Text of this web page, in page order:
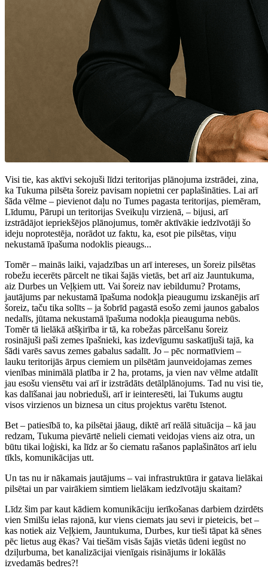
Visi tie, kas aktīvi sekojuši līdzi teritorijas plānojuma izstrādei, zina,
ka Tukuma pilsēta šoreiz pavisam nopietni cer paplašināties. Lai arī
šāda vēlme – pievienot daļu no Tumes pagasta teritorijas, piemēram,
Līdumu, Pārupi un teritorijas Sveikuļu virzienā, – bijusi, arī
izstrādājot iepriekšējos plānojumus, tomēr aktīvākie iedzīvotāji šo
ideju noprotestēja, norādot uz faktu, ka, esot pie pilsētas, viņu
nekustamā īpašuma nodoklis pieaugs...
Tomēr – mainās laiki, vajadzības un arī intereses, un šoreiz pilsētas
robežu iecerēts pārcelt ne tikai šajās vietās, bet arī aiz Jauntukuma,
aiz Durbes un Veļķiem utt. Vai šoreiz nav iebildumu? Protams,
jautājums par nekustamā īpašuma nodokļa pieaugumu izskanējis arī
šoreiz, taču tika solīts – ja šobrīd pagastā esošo zemi jaunos gabalos
nedalīs, jūtama nekustamā īpašuma nodokļa pieauguma nebūs.
Tomēr tā lielākā atšķirība ir tā, ka robežas pārcelšanu šoreiz
rosinājuši paši zemes īpašnieki, kas izdevīgumu saskatījuši tajā, ka
šādi varēs savus zemes gabalus sadalīt. Jo – pēc normatīviem –
lauku teritorijās ārpus ciemiem un pilsētām jaunveidojamas zemes
vienības minimālā platība ir 2 ha, protams, ja vien nav vēlme atdalīt
jau esošu viensētu vai arī ir izstrādāts detālplānojums. Tad nu visi tie,
kas dalīšanai jau nobrieduši, arī ir ieinteresēti, lai Tukums augtu
visos virzienos un biznesa un citus projektus varētu īstenot.
Bet – patiesībā to, ka pilsētai jāaug, diktē arī reālā situācija – kā jau
redzam, Tukuma pievārtē nelieli ciemati veidojas viens aiz otra, un
būtu tikai loģiski, ka līdz ar šo ciematu rašanos paplašinātos arī ielu
tīkls, komunikācijas utt.
Un tas nu ir nākamais jautājums – vai infrastruktūra ir gatava lielākai
pilsētai un par vairākiem simtiem lielākam iedzīvotāju skaitam?
Līdz šim par kaut kādiem komunikāciju ierīkošanas darbiem dzirdēts
vien Smilšu ielas rajonā, kur viens ciemats jau sevi ir pieteicis, bet –
kas notiek aiz Veļķiem, Jauntukuma, Durbes, kur tieši tāpat kā sēnes
pēc lietus aug ēkas? Vai tiešām visās šajās vietās ūdeni iegūst no
dziļurbuma, bet kanalizācijai vienīgais risinājums ir lokālās
izvedamās bedres?!